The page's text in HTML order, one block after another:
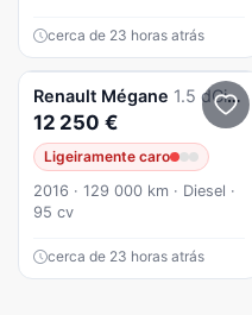
cerca de 23 horas atrás
Renault Mégane 1.5 dCi Limited
12 250 €
Ligeiramente caro
2016 · 129 000 km · Diesel ·
95 cv
cerca de 23 horas atrás